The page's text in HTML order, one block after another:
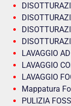
LAVAGGIO
LAVAGGIO
LAVAGGIO
Mappatura
PULIZIA